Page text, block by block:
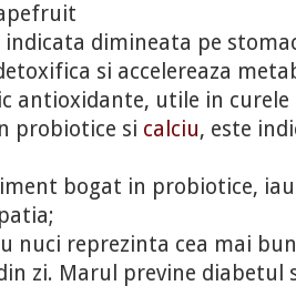
indicata dimineata pe
si accelereaza
antioxidante, utile in
probiotice si calciu, este
bogat in probiotice,
nuci reprezinta cea mai
zi. Marul previne diabetul